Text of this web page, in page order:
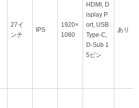
27イ
ンチ
IPS
1920×
1080
HDMI, D
isplay P
ort, USB
Type-C,
D-Sub 1
5ピン
あり